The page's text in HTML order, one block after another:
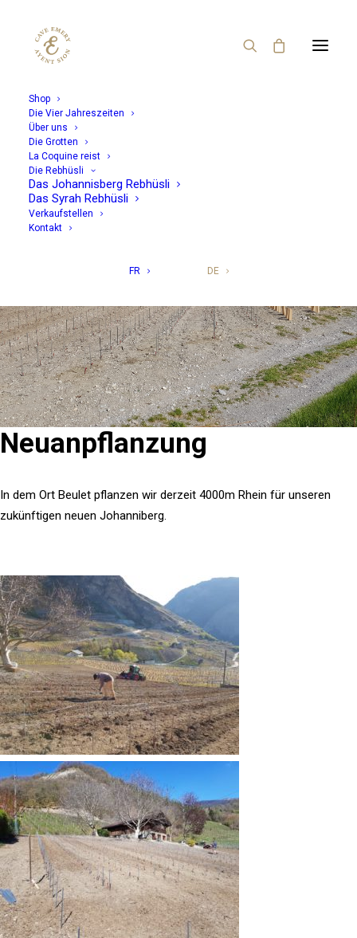
Shop
Die Vier Jahreszeiten
Über uns
Die Grotten
La Coquine reist
Die Rebhüsli
Das Johannisberg Rebhüsli
Das Syrah Rebhüsli
Verkaufstellen
Kontakt
FR DE
Neuanpflanzung
Neuanpflanzung
In dem Ort Beulet pflanzen wir derzeit 4000m Rhein für unseren
zukünftigen neuen Johanniberg.